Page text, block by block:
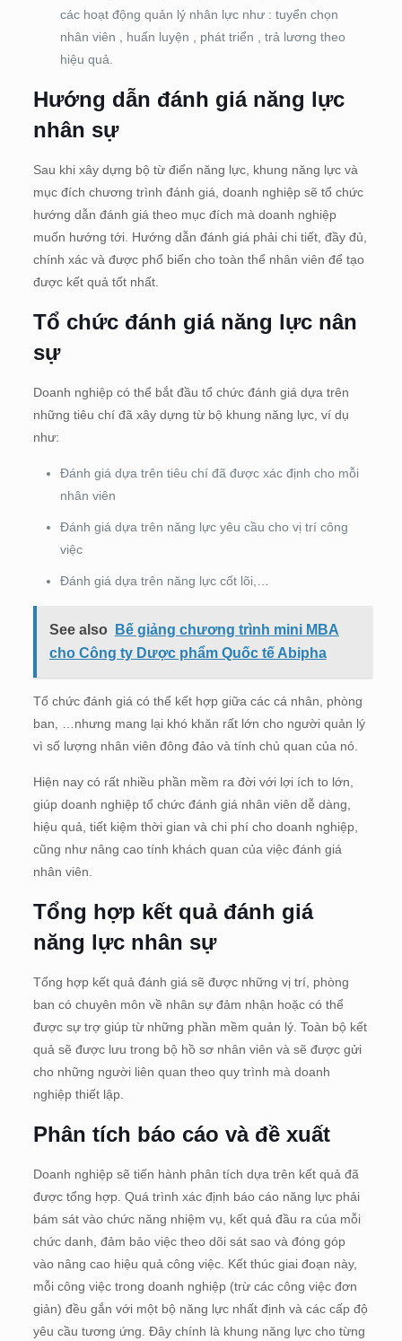
các hoạt động quản lý nhân lực như : tuyển chọn
nhân viên , huấn luyện , phát triển , trả lương theo
hiệu quả.
Hướng dẫn đánh giá năng lực
nhân sự
Sau khi xây dựng bộ từ điển năng lực, khung năng lực và
mục đích chương trình đánh giá, doanh nghiệp sẽ tổ chức
hướng dẫn đánh giá theo mục đích mà doanh nghiệp
muốn hướng tới. Hướng dẫn đánh giá phải chi tiết, đầy đủ,
chính xác và được phổ biến cho toàn thể nhân viên để tạo
được kết quả tốt nhất.
Tổ chức đánh giá năng lực nân
sự
Doanh nghiệp có thể bắt đầu tổ chức đánh giá dựa trên
những tiêu chí đã xây dựng từ bộ khung năng lực, ví dụ
như:
Đánh giá dựa trên tiêu chí đã được xác định cho mỗi
nhân viên
Đánh giá dựa trên năng lực yêu cầu cho vị trí công
việc
Đánh giá dựa trên năng lực cốt lõi,…
See also
Bế giảng chương trình mini MBA
cho Công ty Dược phẩm Quốc tế Abipha
Tổ chức đánh giá có thể kết hợp giữa các cá nhân, phòng
ban, …nhưng mang lại khó khăn rất lớn cho người quản lý
vì số lượng nhân viên đông đảo và tính chủ quan của nó.
Hiện nay có rất nhiều phần mềm ra đời với lợi ích to lớn,
giúp doanh nghiệp tổ chức đánh giá nhân viên dễ dàng,
hiệu quả, tiết kiệm thời gian và chi phí cho doanh nghiệp,
cũng như nâng cao tính khách quan của việc đánh giá
nhân viên.
Tổng hợp kết quả đánh giá
năng lực nhân sự
Tổng hợp kết quả đánh giá sẽ được những vị trí, phòng
ban có chuyên môn về nhân sự đảm nhận hoặc có thể
được sự trợ giúp từ những phần mềm quản lý. Toàn bộ kết
quả sẽ được lưu trong bộ hồ sơ nhân viên và sẽ được gửi
cho những người liên quan theo quy trình mà doanh
nghiệp thiết lập.
Phân tích báo cáo và đề xuất
Doanh nghiệp sẽ tiến hành phân tích dựa trên kết quả đã
được tổng hợp. Quá trình xác định báo cáo năng lực phải
bám sát vào chức năng nhiệm vụ, kết quả đầu ra của mỗi
chức danh, đảm bảo việc theo dõi sát sao và đóng góp
vào nâng cao hiệu quả công việc. Kết thúc giai đoạn này,
mỗi công việc trong doanh nghiệp (trừ các công việc đơn
giản) đều gắn với một bộ năng lực nhất định và các cấp độ
yêu cầu tương ứng. Đây chính là khung năng lực cho từng